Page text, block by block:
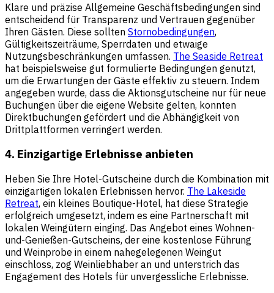
Klare und präzise Allgemeine Geschäftsbedingungen sind
entscheidend für Transparenz und Vertrauen gegenüber
Ihren Gästen. Diese sollten Stornobedingungen,
Gültigkeitszeiträume, Sperrdaten und etwaige
Nutzungsbeschränkungen umfassen. The Seaside Retreat
hat beispielsweise gut formulierte Bedingungen genutzt,
um die Erwartungen der Gäste effektiv zu steuern. Indem
angegeben wurde, dass die Aktionsgutscheine nur für neue
Buchungen über die eigene Website gelten, konnten
Direktbuchungen gefördert und die Abhängigkeit von
Drittplattformen verringert werden.
4. Einzigartige Erlebnisse anbieten
Heben Sie Ihre Hotel-Gutscheine durch die Kombination mit
einzigartigen lokalen Erlebnissen hervor. The Lakeside
Retreat, ein kleines Boutique-Hotel, hat diese Strategie
erfolgreich umgesetzt, indem es eine Partnerschaft mit
lokalen Weingütern einging. Das Angebot eines Wohnen-
und-Genießen-Gutscheins, der eine kostenlose Führung
und Weinprobe in einem nahegelegenen Weingut
einschloss, zog Weinliebhaber an und unterstrich das
Engagement des Hotels für unvergessliche Erlebnisse.